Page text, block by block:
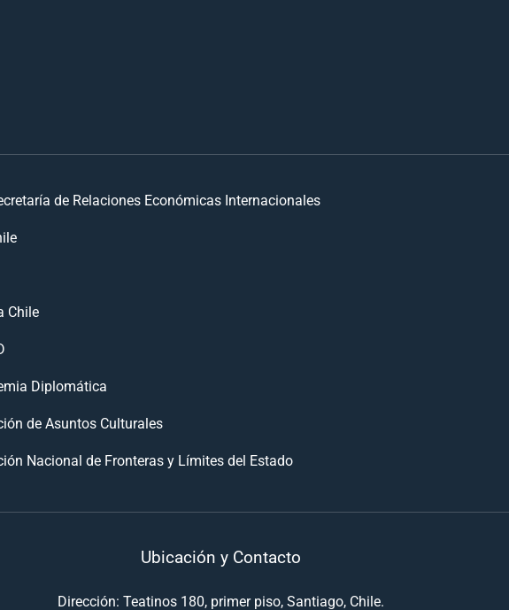
de Relaciones Económicas Internacionales
Chile
Diplomática
de Asuntos Culturales
Nacional de Fronteras y Límites del Estado
Ubicación y Contacto
Dirección: Teatinos 180, primer piso, Santiago, Chile.